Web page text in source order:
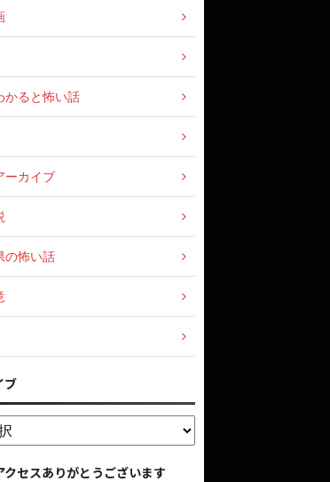
かると怖い話
ーカイブ
の怖い話
ブ
クセスありがとうございます